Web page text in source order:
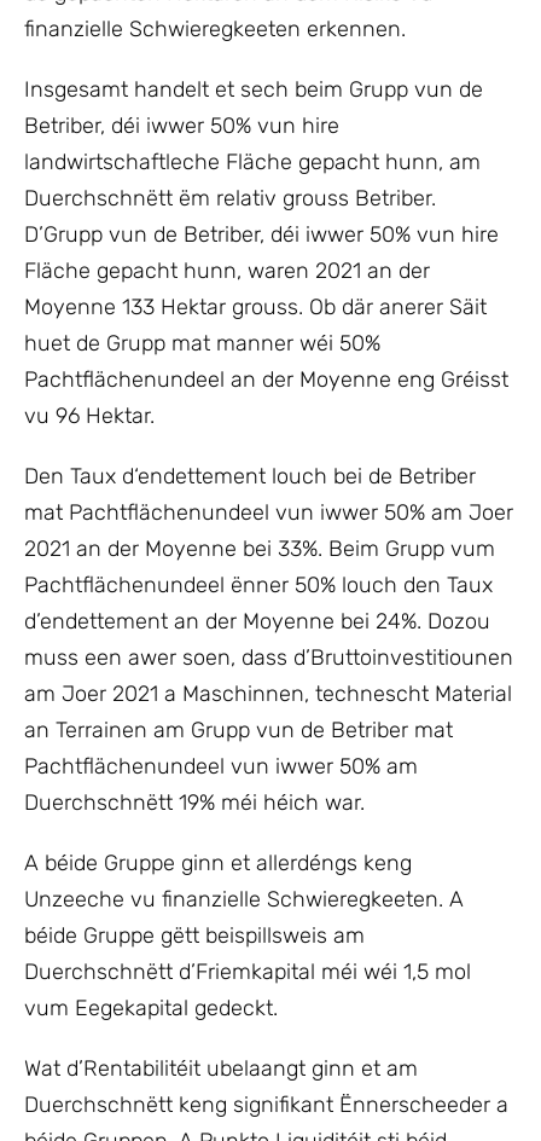
finanzielle Schwieregkeeten erkennen.
Insgesamt handelt et sech beim Grupp vun de
Betriber, déi iwwer 50% vun hire
landwirtschaftleche Fläche gepacht hunn, am
Duerchschnëtt ëm relativ grouss Betriber.
D’Grupp vun de Betriber, déi iwwer 50% vun hire
Fläche gepacht hunn, waren 2021 an der
Moyenne 133 Hektar grouss. Ob där anerer Säit
huet de Grupp mat manner wéi 50%
Pachtflächenundeel an der Moyenne eng Gréisst
vu 96 Hektar.
Den Taux d‘endettement louch bei de Betriber
mat Pachtflächenundeel vun iwwer 50% am Joer
2021 an der Moyenne bei 33%. Beim Grupp vum
Pachtflächenundeel ënner 50% louch den Taux
d’endettement an der Moyenne bei 24%. Dozou
muss een awer soen, dass d’Bruttoinvestitiounen
am Joer 2021 a Maschinnen, technescht Material
an Terrainen am Grupp vun de Betriber mat
Pachtflächenundeel vun iwwer 50% am
Duerchschnëtt 19% méi héich war.
A béide Gruppe ginn et allerdéngs keng
Unzeeche vu finanzielle Schwieregkeeten. A
béide Gruppe gëtt beispillsweis am
Duerchschnëtt d’Friemkapital méi wéi 1,5 mol
vum Eegekapital gedeckt.
Wat d’Rentabilitéit ubelaangt ginn et am
Duerchschnëtt keng signifikant Ënnerscheeder a